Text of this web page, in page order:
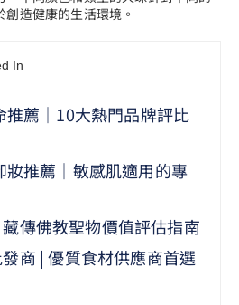
造健康的生活環境。
In
推薦｜10大熱門品牌評比
妝推薦｜敏感肌適用的專
傳佛教聖物價值評估指南
商 | 優質食材供應商首選